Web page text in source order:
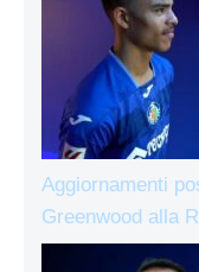
Aggiornamenti
Greenwood alla